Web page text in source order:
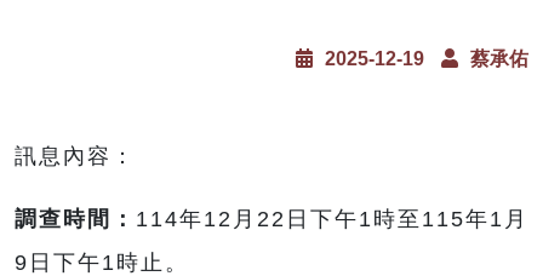
2025-12-19 蔡承佑
訊息內容：
調查時間： 114年12月22日下午1時至115年1月
9日下午1時止。